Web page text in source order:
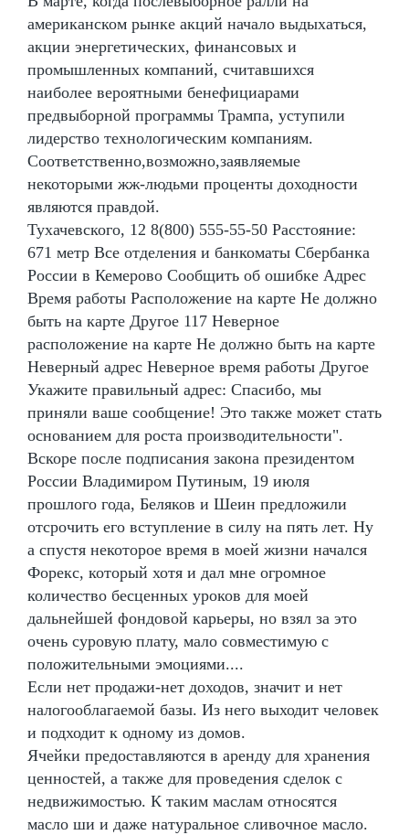
американском рынке акций начало выдыхаться,
акции энергетических, финансовых и
промышленных компаний, считавшихся
наиболее вероятными бенефициарами
предвыборной программы Трампа, уступили
лидерство технологическим компаниям.
Соответственно,возможно,заявляемые
некоторыми жж-людьми проценты доходности
являются правдой.
Тухачевского, 12 8(800) 555-55-50 Расстояние:
671 метр Все отделения и банкоматы Сбербанка
России в Кемерово Сообщить об ошибке Адрес
Время работы Расположение на карте Не должно
быть на карте Другое 117 Неверное
расположение на карте Не должно быть на карте
Неверный адрес Неверное время работы Другое
Укажите правильный адрес: Спасибо, мы
приняли ваше сообщение! Это также может стать
основанием для роста производительности".
Вскоре после подписания закона президентом
России Владимиром Путиным, 19 июля
прошлого года, Беляков и Шеин предложили
отсрочить его вступление в силу на пять лет. Ну
а спустя некоторое время в моей жизни начался
Форекс, который хотя и дал мне огромное
количество бесценных уроков для моей
дальнейшей фондовой карьеры, но взял за это
очень суровую плату, мало совместимую с
положительными эмоциями....
Если нет продажи-нет доходов, значит и нет
налогооблагаемой базы. Из него выходит человек
и подходит к одному из домов.
Ячейки предоставляются в аренду для хранения
ценностей, а также для проведения сделок с
недвижимостью. К таким маслам относятся
масло ши и даже натуральное сливочное масло.